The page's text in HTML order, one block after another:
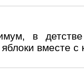
в
вместе с